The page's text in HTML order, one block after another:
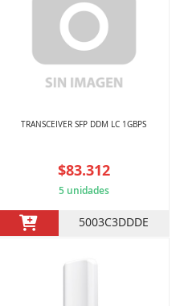
TRANSCEIVER SFP DDM LC 1GBPS
$83.312
5 unidades
5003C3DDDE